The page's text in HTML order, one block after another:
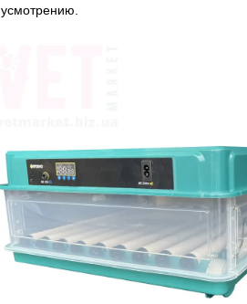
усмотрению.